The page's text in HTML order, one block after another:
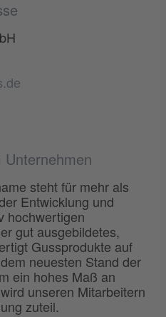
steht für mehr als
Entwicklung und
hochwertigen
gut ausgebildetes,
Gussprodukte auf
neuesten Stand der
ein hohes Maß an
unseren Mitarbeitern
zuteil.